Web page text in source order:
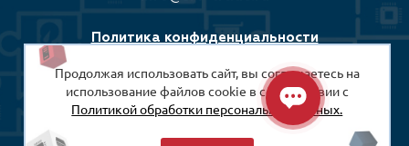
Политика конфиденциальности
Соглашение на обработку персональных данных
© 2008-2026
ООО «СРВ-Трейд»
Продолжая использовать сайт, вы соглашаетесь на
использование файлов cookie в соответствии с
Политикой обработки персональных данных.